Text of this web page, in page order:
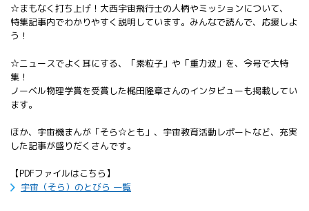
APRSAFポス
ターコンテ
セミナー
ISEB（国際
宇宙教育会
ISEB学生派
☆まもなく打ち上げ！大西宇宙飛行士の人柄やミッションについて、
特集記事内でわかりやすく説明しています。みんなで読んで、応援しよ
う！
☆ニュースでよく耳にする、「素粒子」や「重力波」を、今号で大特
集！
ノーベル物理学賞を受賞した梶田隆章さんのインタビューも掲載してい
ます。
ほか、宇宙機まんが「そら☆とも」、宇宙教育活動レポートなど、充実
した記事が盛りだくさんです。
【PDFファイルはこちら】
宇宙（そら）のとびら 一覧